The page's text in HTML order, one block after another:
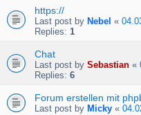
https://
Last post by Nebel «
Replies: 1
Chat
Last post by Sebastian «
Replies: 6
Forum erstellen mit
Last post by Micky «